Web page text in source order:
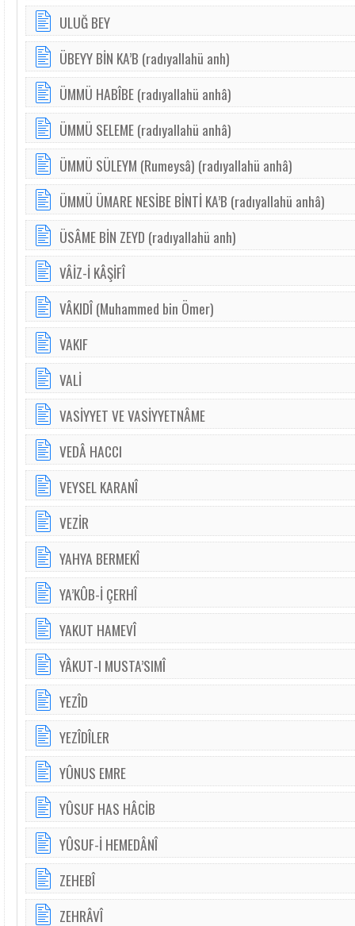
ULUĞ BEY
ÜBEYY BİN KA’B (radıyallahü anh)
ÜMMÜ HABÎBE (radıyallahü anhâ)
ÜMMÜ SELEME (radıyallahü anhâ)
ÜMMÜ SÜLEYM (Rumeysâ) (radıyallahü anhâ)
ÜMMÜ ÜMARE NESİBE BİNTİ KA’B (radıyallahü anhâ)
ÜSÂME BİN ZEYD (radıyallahü anh)
VÂİZ-İ KÂŞİFÎ
VÂKIDÎ (Muhammed bin Ömer)
VAKIF
VALİ
VASİYYET VE VASİYYETNÂME
VEDÂ HACCI
VEYSEL KARANÎ
VEZİR
YAHYA BERMEKÎ
YA’KÛB-İ ÇERHÎ
YAKUT HAMEVÎ
YÂKUT-I MUSTA’SIMÎ
YEZÎD
YEZÎDÎLER
YÛNUS EMRE
YÛSUF HAS HÂCİB
YÛSUF-İ HEMEDÂNÎ
ZEHEBÎ
ZEHRÂVÎ